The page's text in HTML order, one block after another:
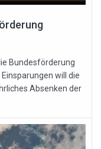
Bundesförderung
will die
Absenken der